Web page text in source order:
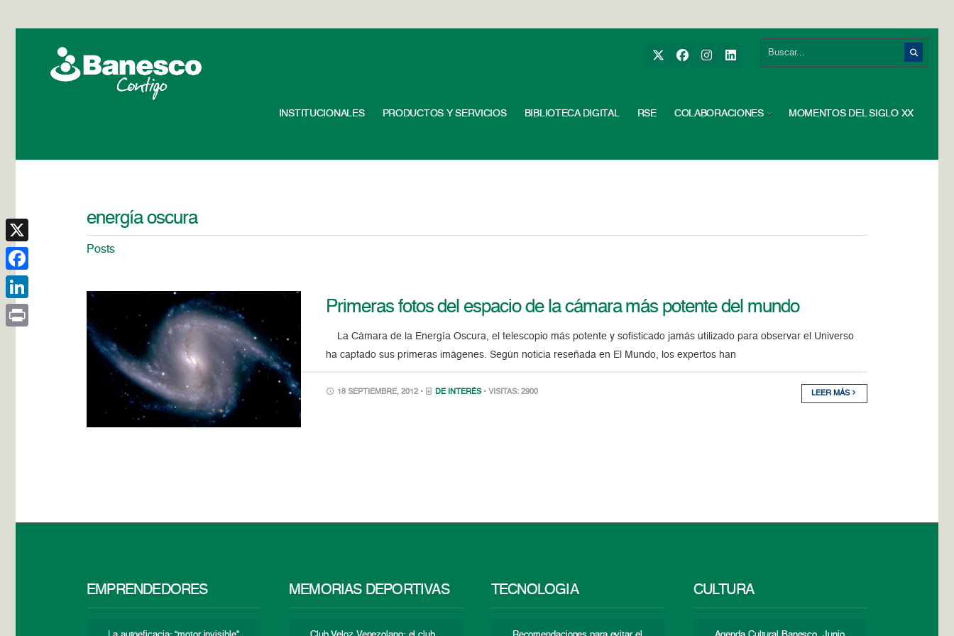
INSTITUCIONALES PRODUCTOS Y SERVICIOS BIBLIOTECA DIGITAL RSE COLABORACIONES MOMENTOS DEL SIGLO XX
energía oscura
Posts
Primeras fotos del espacio de la cámara más potente del mundo
La Cámara de la Energía Oscura, el telescopio más potente y sofisticado jamás utilizado para observar el Universo
ha captado sus primeras imágenes. Según noticia reseñada en El Mundo, los expertos han
18 SEPTIEMBRE, 2012 • DE INTERÉS • VISITAS: 2900 LEER MÁS
EMPRENDEDORES MEMORIAS DEPORTIVAS TECNOLOGÍA CULTURA
X
Facebook
LinkedIn